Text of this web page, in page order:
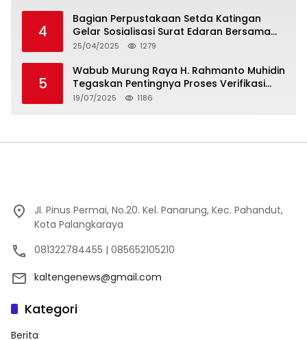
4
Bagian Perpustakaan Setda Katingan
Gelar Sosialisasi Surat Edaran Bersama
Tentang Budaya Literasi Membaca
25/04/2025 1279
5
Wabub Murung Raya H. Rahmanto Muhidin
Tegaskan Pentingnya Proses Verifikasi
Penerima Manfaat Program Kartu Hebat
19/07/2025 1186
Jl. Pinus Permai, No.20. Kel. Panarung, Kec. Pahandut,
Kota Palangkaraya
081322784455 | 085652105210
kaltengenews@gmail.com
Kategori
Berita